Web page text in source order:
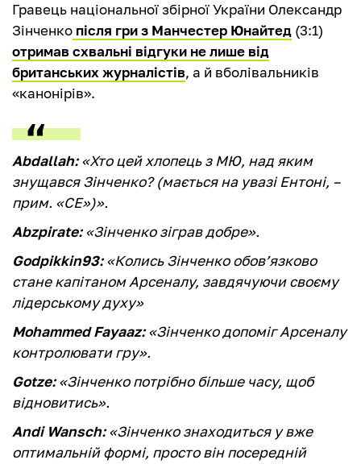
Гравець національної збірної України Олександр
Зінченко після гри з Манчестер Юнайтед (3:1)
отримав схвальні відгуки не лише від
британських журналістів, а й вболівальників
«канонірів».
Abdallah:«Хто цей хлопець з МЮ, над яким
знущався Зінченко? (мається на увазі Ентоні, –
прим. «СЕ»)».
Abzpirate:«Зінченко зіграв добре».
Godpikkin93:«Колись Зінченко обов’язково
стане капітаном Арсеналу, завдячуючи своєму
лідерському духу»
Mohammed Fayaaz:«Зінченко допоміг Арсеналу
контролювати гру».
Gotze:«Зінченко потрібно більше часу, щоб
відновитись».
Andi Wansch:«Зінченко знаходиться у вже
оптимальній формі, просто він посередній